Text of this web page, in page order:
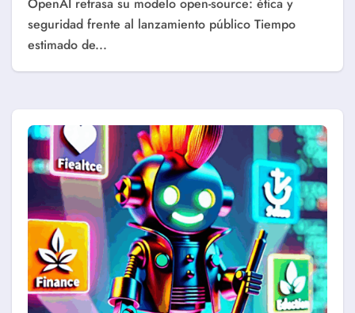
OpenAI retrasa su modelo open-source: ética y
seguridad frente al lanzamiento público Tiempo
estimado de...